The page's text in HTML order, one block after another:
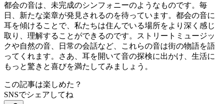
都会の音は、未完成のシンフォニーのようなものです。毎
日、新たな楽章が発見されるのを待っています。都会の音に
耳を傾けることで、私たちは住んでいる場所をより深く感じ
取り、理解することができるのです。ストリートミュージッ
クや自然の音、日常の会話など、これらの音は街の物語を語
ってくれます。さあ、耳を開いて音の探検に出かけ、生活に
もっと驚きと喜びを満たしてみましょう。
この記事は楽しめた？
SNSでシェアしてね